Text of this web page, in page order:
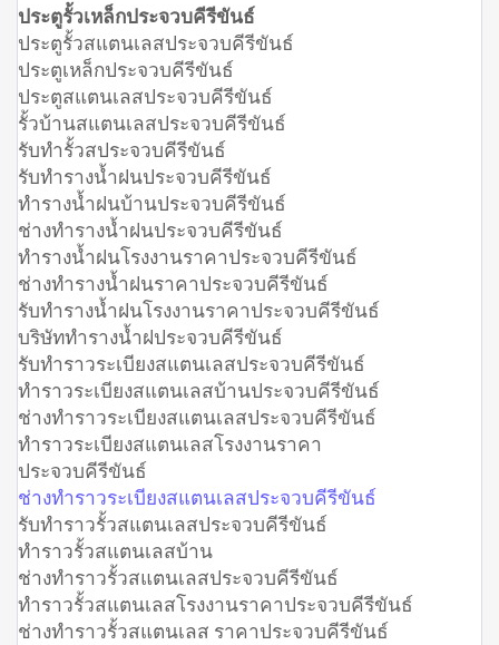
ประตูรั้วเหล็กประจวบคีรีขันธ์
ประตูรั้วสแตนเลสประจวบคีรีขันธ์
ประตูเหล็กประจวบคีรีขันธ์
ประตูสแตนเลสประจวบคีรีขันธ์
รั้วบ้านสแตนเลสประจวบคีรีขันธ์
รับทำรั้วสประจวบคีรีขันธ์
รับทำรางน้ำฝนประจวบคีรีขันธ์
ทำรางน้ำฝนบ้านประจวบคีรีขันธ์
ช่างทำรางน้ำฝนประจวบคีรีขันธ์
ทำรางน้ำฝนโรงงานราคาประจวบคีรีขันธ์
ช่างทำรางน้ำฝนราคาประจวบคีรีขันธ์
รับทำรางน้ำฝนโรงงานราคาประจวบคีรีขันธ์
บริษัททำรางน้ำฝประจวบคีรีขันธ์
รับทำราวระเบียงสแตนเลสประจวบคีรีขันธ์
ทำราวระเบียงสแตนเลสบ้านประจวบคีรีขันธ์
ช่างทำราวระเบียงสแตนเลสประจวบคีรีขันธ์
ทำราวระเบียงสแตนเลสโรงงานราคา
ประจวบคีรีขันธ์
ช่างทำราวระเบียงสแตนเลสประจวบคีรีขันธ์
รับทำราวรั้วสแตนเลสประจวบคีรีขันธ์
ทำราวรั้วสแตนเลสบ้าน
ช่างทำราวรั้วสแตนเลสประจวบคีรีขันธ์
ทำราวรั้วสแตนเลสโรงงานราคาประจวบคีรีขันธ์
ช่างทำราวรั้วสแตนเลส ราคาประจวบคีรีขันธ์